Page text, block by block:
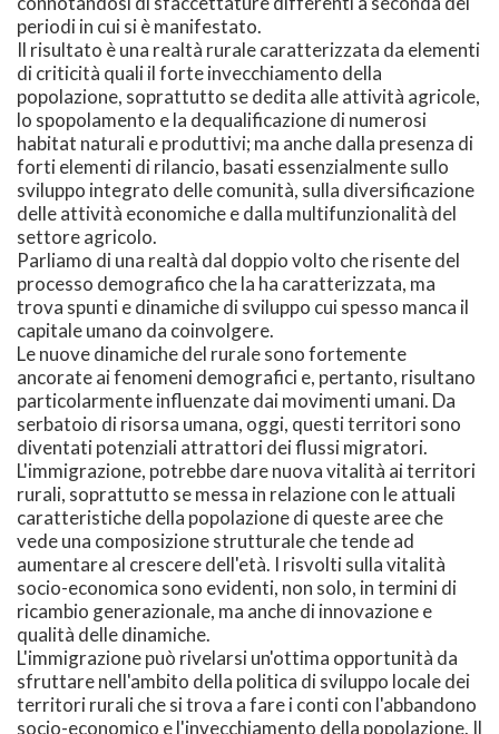
periodi in cui si è manifestato.
Il risultato è una realtà rurale caratterizzata da elementi
di criticità quali il forte invecchiamento della
popolazione, soprattutto se dedita alle attività agricole,
lo spopolamento e la dequalificazione di numerosi
habitat naturali e produttivi; ma anche dalla presenza di
forti elementi di rilancio, basati essenzialmente sullo
sviluppo integrato delle comunità, sulla diversificazione
delle attività economiche e dalla multifunzionalità del
settore agricolo.
Parliamo di una realtà dal doppio volto che risente del
processo demografico che la ha caratterizzata, ma
trova spunti e dinamiche di sviluppo cui spesso manca il
capitale umano da coinvolgere.
Le nuove dinamiche del rurale sono fortemente
ancorate ai fenomeni demografici e, pertanto, risultano
particolarmente influenzate dai movimenti umani. Da
serbatoio di risorsa umana, oggi, questi territori sono
diventati potenziali attrattori dei flussi migratori.
L'immigrazione, potrebbe dare nuova vitalità ai territori
rurali, soprattutto se messa in relazione con le attuali
caratteristiche della popolazione di queste aree che
vede una composizione strutturale che tende ad
aumentare al crescere dell'età. I risvolti sulla vitalità
socio-economica sono evidenti, non solo, in termini di
ricambio generazionale, ma anche di innovazione e
qualità delle dinamiche.
L'immigrazione può rivelarsi un'ottima opportunità da
sfruttare nell'ambito della politica di sviluppo locale dei
territori rurali che si trova a fare i conti con l'abbandono
socio-economico e l'invecchiamento della popolazione. Il